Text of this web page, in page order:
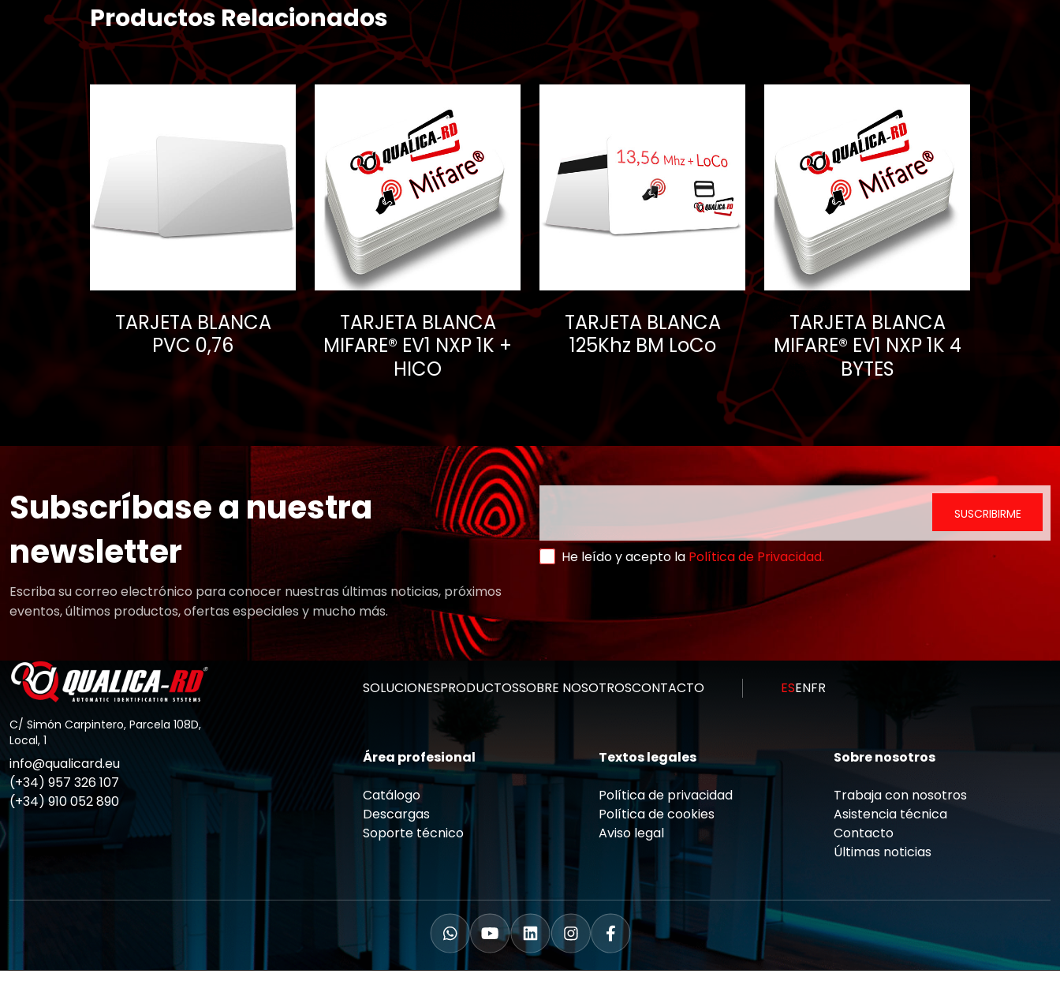
Ver todos los resultados
Productos Relacionados
TARJETA BLANCA
PVC 0,76
TARJETA BLANCA
MIFARE® EV1 NXP 1K +
HICO
TARJETA BLANCA
125Khz BM LoCo
TARJETA BLANCA
MIFARE® EV1 NXP 1K 4
BYTES
Subscríbase a nuestra
newsletter
Escriba su correo electrónico para conocer nuestras últimas noticias, próximos
eventos, últimos productos, ofertas especiales y mucho más.
He leído y acepto la Política de Privacidad.
C/ Simón Carpintero, Parcela 108D,
Local, 1
info@qualicard.eu
(+34) 957 326 107
(+34) 910 052 890
SOLUCIONESPRODUCTOSSOBRE NOSOTROSCONTACTO ESENFR
Área profesional
Catálogo
Descargas
Soporte técnico
Textos legales
Política de privacidad
Política de cookies
Aviso legal
Sobre nosotros
Trabaja con nosotros
Asistencia técnica
Contacto
Últimas noticias